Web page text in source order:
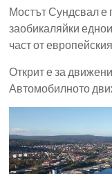
Мостът Сундсвал е
заобикаляйки
част от
Открит е за
Автомобилното